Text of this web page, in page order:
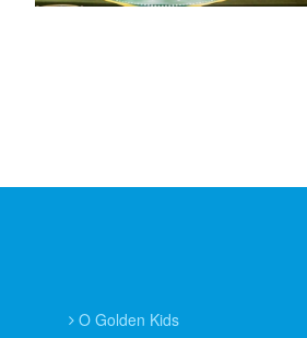
O Golden Kids